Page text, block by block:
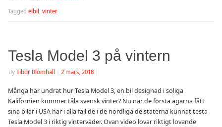
Tagged elbil , vinter
Tesla Model 3 på vintern
By Tibor Blomhäll 2 mars, 2018
Många har undrat hur Tesla Model 3, en bil designad i soliga
Kalifornien kommer tåla svensk vinter? Nu när de första ägarna fått
sina bilar i USA har i alla fall de i de nordliga delstaterna kunnat testa
Tesla Model 3 i riktig vinterväder. Ovan video lovar riktigt lovande